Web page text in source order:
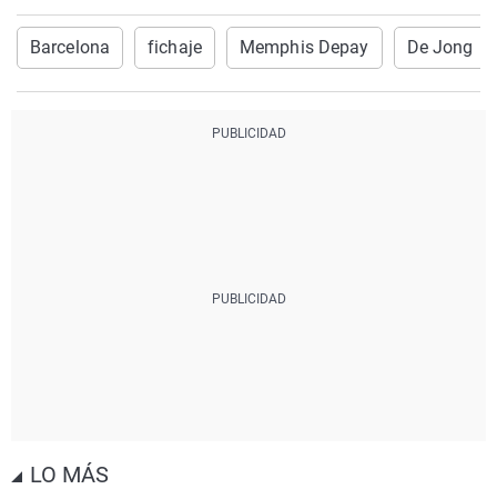
Barcelona fichaje Memphis Depay De Jong
LO MÁS